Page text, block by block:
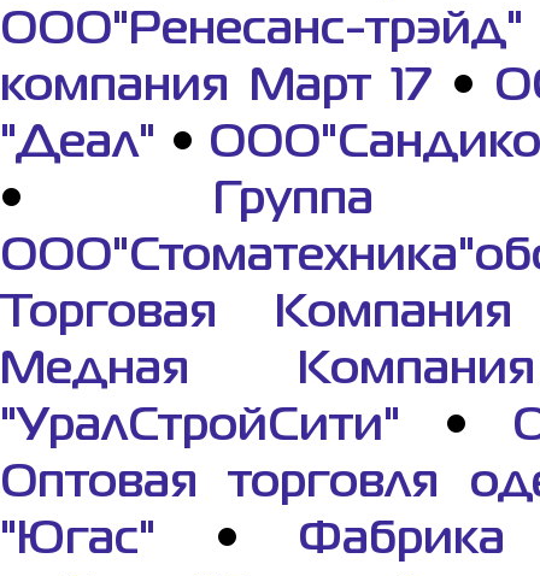
ООО"Ренесанс-трэйд"
компания Март 17 •
"Деал" •
•
Группа
Торговая Компания
Медная Компания
"УралСтройСити" •
Оптовая торговля
"Югас" •